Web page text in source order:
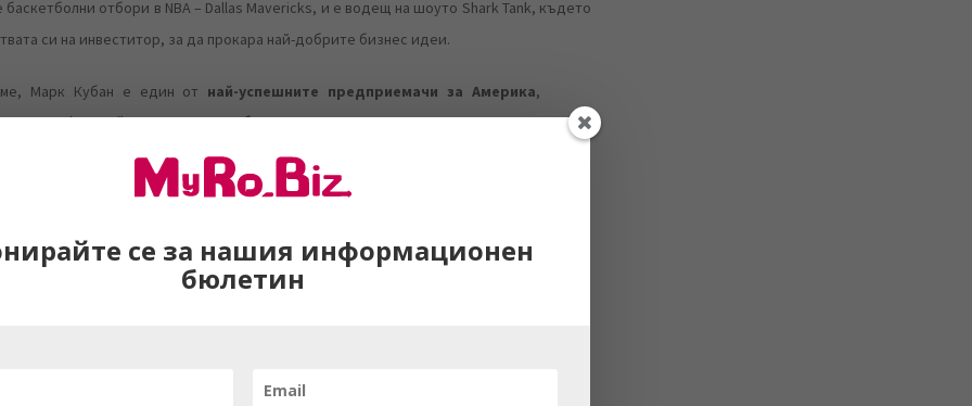
баскетболни отбори в NBA – Dallas Mavericks, и е водещ на шоуто Shark Tank, където
си на инвеститор, за да прокара най-добрите бизнес идеи.
Марк Кубан е един от най-успешните предприемачи за Америка,
на Forbes. Той е основал или е бил част от много компании през цялата си
бизнес, който управлява.
директор v Adobe)
на iPod“, ще разкрие на Techsylvania 2020 някои от
iPod-a и създаде съвместно със Стив Джобс iPhone. Той основава
се за нашия информационен
бюлетин